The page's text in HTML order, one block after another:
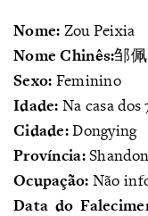
Nome: Zou Peixia
Nome Chinês:邹
Sexo: Feminino
Idade: Na casa dos
Cidade:Dongying
Província:
Ocupação: Não
Data do